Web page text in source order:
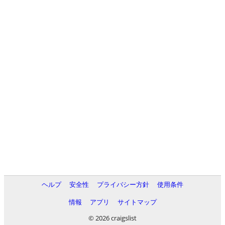
ヘルプ 安全性 プライバシー方針
使用条件
情報
アプリ
サイトマップ
© 2026 craigslist